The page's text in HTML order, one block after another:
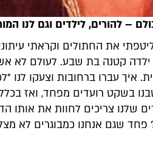
– להורים, לילדים וגם לנו
ילדה קטנה בת שבע. לעולם
עברו ברחובות וצעקו לנו
בשקט רועדים מפחד, ואז בכלל
שלנו צריכים לחוות את אותו
שגם אנחנו כמבוגרים לא